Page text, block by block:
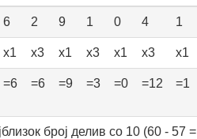
6 2 9 1 0 4 1
x1 x3 x1 x3 x1 x3 x1
=6 =6 =9 =3 =0 =12 =1
број делив со 10 (60 - 57 =